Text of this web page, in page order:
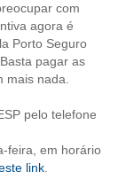
SÓCIO
com
agora é
Porto Seguro
pagar as
mais nada.
pelo telefone
feira, em horário
link.